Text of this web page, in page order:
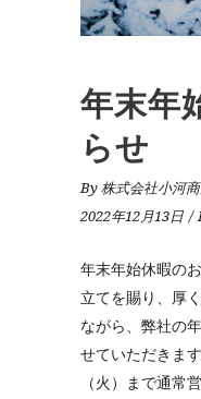
年末年
らせ
By 株式会社小河
2022年12月13日
年末年始休暇の
立てを賜り、厚
ながら、弊社の
せていただきま
（火）まで通